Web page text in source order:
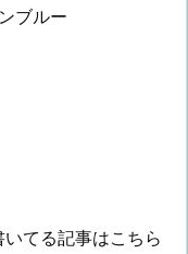
ブルー
てる記事はこちら